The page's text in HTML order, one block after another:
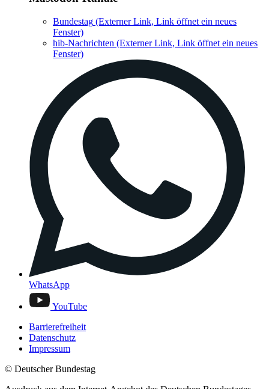
Bundestag (Externer Link, Link öffnet ein neues
Fenster)
hib-Nachrichten (Externer Link, Link öffnet ein neues
Fenster)
WhatsApp
YouTube
Barrierefreiheit
Datenschutz
Impressum
© Deutscher Bundestag